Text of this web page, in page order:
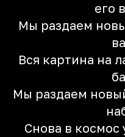
его
Мы раздаем
Вся картина на
Мы раздаем
Снова в космос